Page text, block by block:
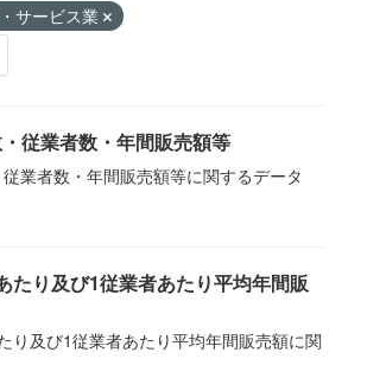
サービス業
従業者数・年間販売額等
業者数・年間販売額等に関するデータ
たり及び1従業者あたり平均年間販
り及び1従業者あたり平均年間販売額に関